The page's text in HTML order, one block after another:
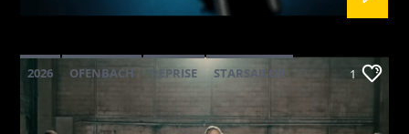
2026 OFENBACH REPRISE STARSAILOR 1